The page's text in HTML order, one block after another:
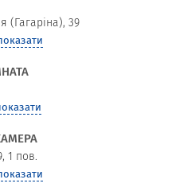
(Гагаріна), 39
1 пов.